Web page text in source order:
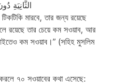
الثَّانِيَةِ
মারবে, তার জন্য রয়েছে
রয়েছে তার চেয়ে কম সওয়াব, আর
কম সওয়াব।” (সহিহ মুসলিম
৭০ সওয়াবের কথা এসেছে: